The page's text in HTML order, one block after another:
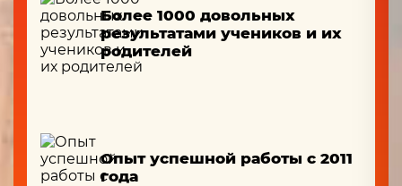
Более 1000 довольных
результатами учеников и их
родителей
Опыт успешной работы с 2011
года